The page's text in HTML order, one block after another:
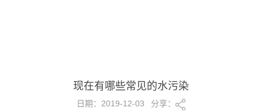
现在有哪些常见的水污染
日期：2019-12-03 分享：